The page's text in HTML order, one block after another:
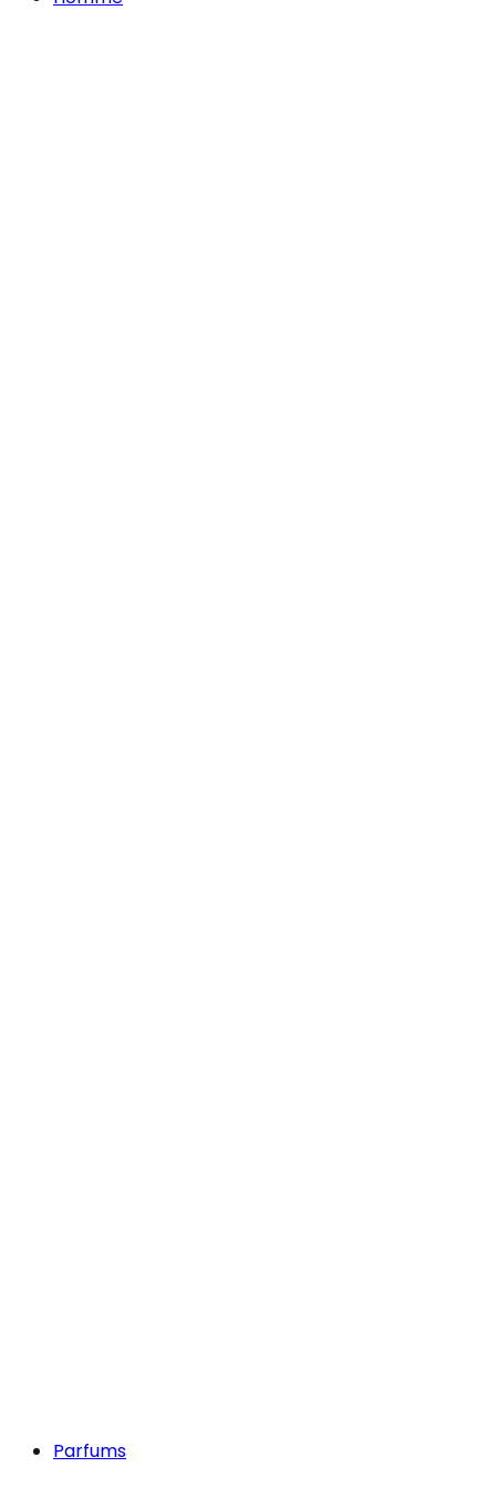
Parfums